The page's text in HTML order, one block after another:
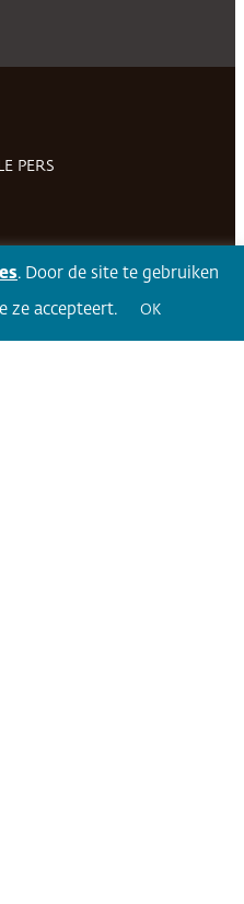
PERS
Volg 360Facebook LinkedIn Twitter
. Door de site te gebruiken
ze accepteert. OK